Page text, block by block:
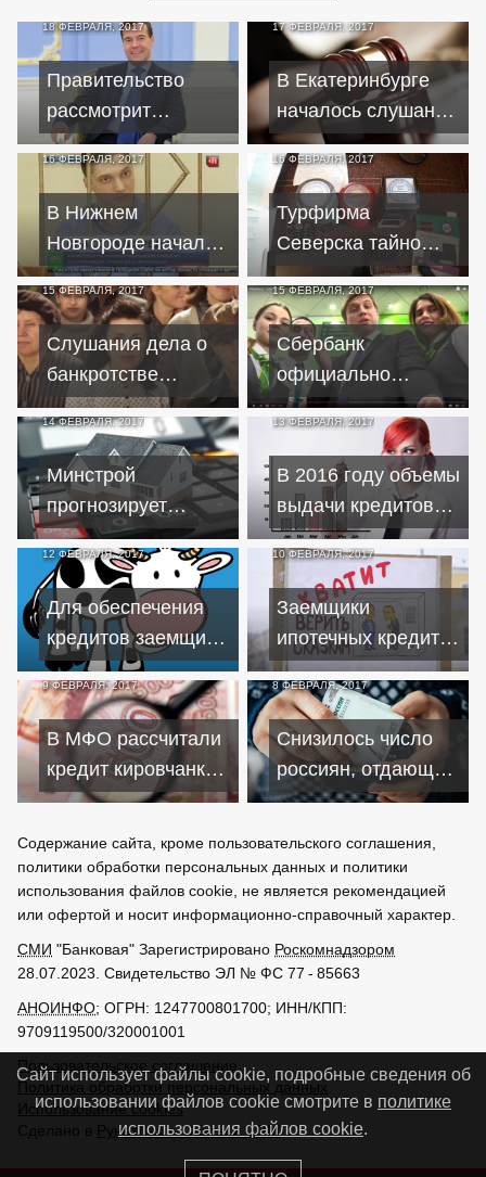
18 ФЕВРАЛЯ, 2017
Правительство
рассмотрит
предложения по
упрощению доступа
СМП к кредитам
17 ФЕВРАЛЯ, 2017
В Екатеринбурге
началось слушание
дела о фиктивных
кредитах и серии
убийств
16 ФЕВРАЛЯ, 2017
В Нижнем
Новгороде начался
суд над
продававшими
"красоту в кредит"
косметологами
16 ФЕВРАЛЯ, 2017
Турфирма
Северска тайно
оформляла
кредиты на своих
клиентов
15 ФЕВРАЛЯ, 2017
Слушания дела о
банкротстве
актрисы
Заворотнюк
пройдут открыто
15 ФЕВРАЛЯ, 2017
Сбербанк
официально
ответил рэпом на
рэп в вопросе
видео-блогера
14 ФЕВРАЛЯ, 2017
Минстрой
прогнозирует
снижение ставок по
ипотечным
кредитам до
минимума
13 ФЕВРАЛЯ, 2017
В 2016 году объемы
выдачи кредитов
выросли на треть
12 ФЕВРАЛЯ, 2017
Для обеспечения
кредитов заемщики
начали активно
закладывать коров
10 ФЕВРАЛЯ, 2017
Заемщики
ипотечных кредитов
в валюте провели
ночь в Доме
правительства
9 ФЕВРАЛЯ, 2017
В МФО рассчитали
кредит кировчанке
по ставке 2379
8 ФЕВРАЛЯ, 2017
Снизилось число
россиян, отдающих
за кредиты больше
Содержание сайта, кроме пользовательского соглашения,
политики обработки персональных данных и политики
использования файлов cookie, не является рекомендацией
или офертой и носит информационно-справочный характер.
СМИ "Банковая" Зарегистрировано Роскомнадзором
28.07.2023. Свидетельство ЭЛ № ФС 77 - 85663
АНОИНФО; ОГРН: 1247700801700; ИНН/КПП:
9709119500/320001001
Пользовательское соглашение
Политика обработки персональных данных
Использование cookies
Сделано в
РунетЛаб – Сайты и CRM
Сайт использует файлы cookie, подробные сведения об
использовании файлов cookie смотрите в политике
использования файлов cookie.